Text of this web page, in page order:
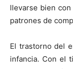
llevarse bien
patrones de
El trastorno del
infancia. Con el